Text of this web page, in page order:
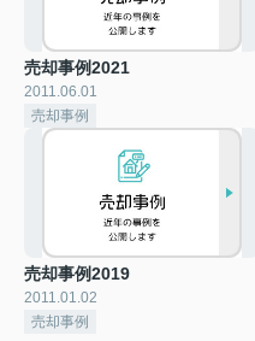
売却事例2021
2011.06.01
売却事例
売却事例2019
2011.01.02
売却事例